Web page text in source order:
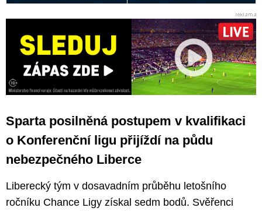
Sparta posilněná postupem v kvalifikaci
o Konferenční ligu přijíždí na půdu
nebezpečného Liberce
Liberecký tým v dosavadním průběhu letošního
ročníku Chance Ligy získal sedm bodů. Svěřenci